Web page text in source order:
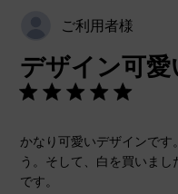
ご利用者様
デザイン可愛
かなり可愛いデザインで
う。そして、白を買いま
です。